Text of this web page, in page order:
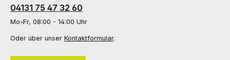
04131 75 47 32 60
Mo-Fr, 08:00 - 14:00 Uhr
Oder über unser Kontaktformular.